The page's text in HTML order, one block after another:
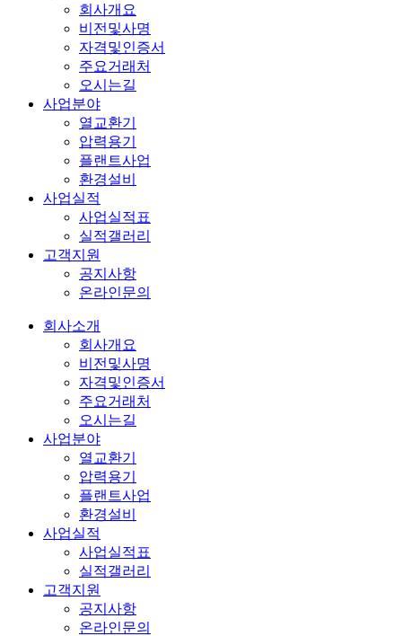
회사개요
비전및사명
자격및인증서
주요거래처
오시는길
사업분야
열교환기
압력용기
플랜트사업
환경설비
사업실적
사업실적표
실적갤러리
고객지원
공지사항
온라인문의
회사소개
회사개요
비전및사명
자격및인증서
주요거래처
오시는길
사업분야
열교환기
압력용기
플랜트사업
환경설비
사업실적
사업실적표
실적갤러리
고객지원
공지사항
온라인문의